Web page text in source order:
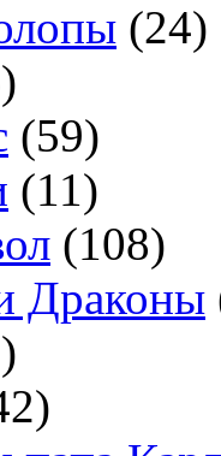
(24)
(59)
(11)
(108)
Драконы